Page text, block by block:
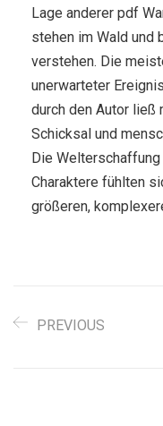
Lage anderer pdf
stehen im Wald und
verstehen. Die
unerwarteter
durch den Autor ließ
Schicksal und
Die
Charaktere fühlten
größeren,
PREVIOUS